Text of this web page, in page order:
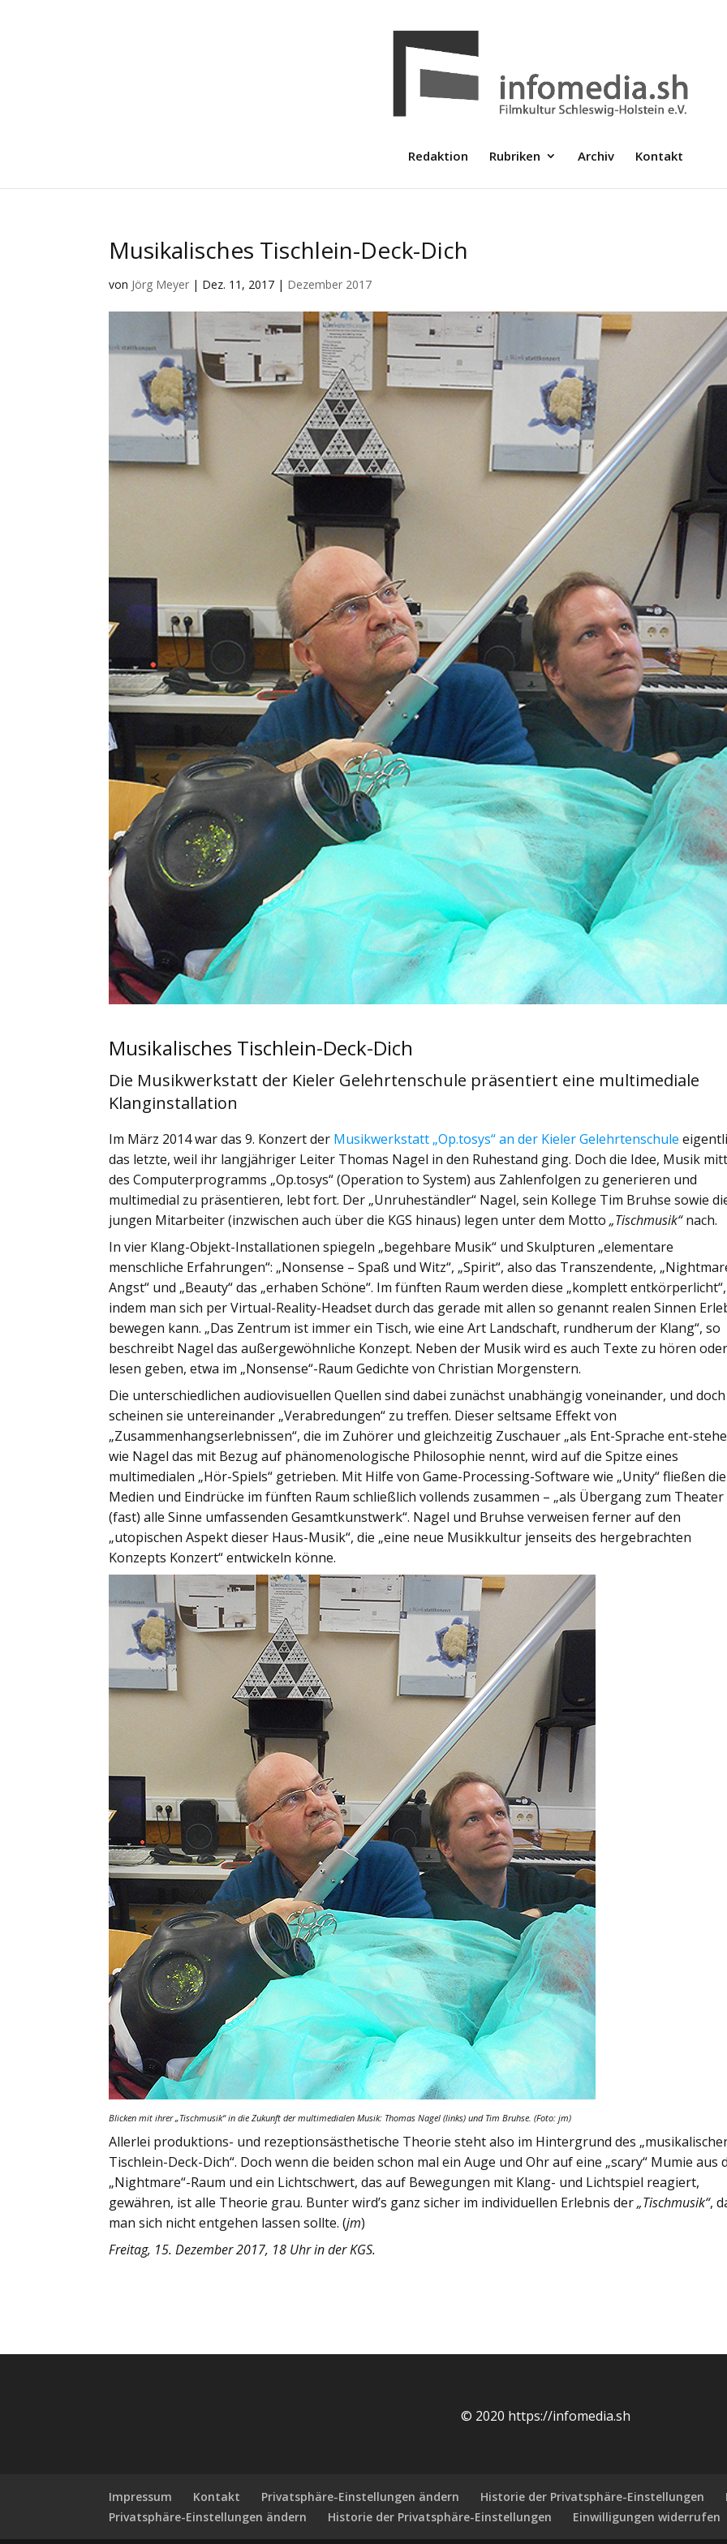
Redaktion Rubriken Archiv Kontakt
Musikalisches Tischlein-Deck-Dich
von Jörg Meyer | Dez. 11, 2017 | Dezember 2017
Musikalisches Tischlein-Deck-Dich
Die Musikwerkstatt der Kieler Gelehrtenschule präsentiert eine multimediale
Klanginstallation
Im März 2014 war das 9. Konzert der Musikwerkstatt „Op.tosys“ an der Kieler Gelehrtenschule
das letzte, weil ihr langjähriger Leiter Thomas Nagel in den Ruhestand ging. Doch die Idee, Musik
des Computerprogramms „Op.tosys“ (Operation to System) aus Zahlenfolgen zu generieren und
multimedial zu präsentieren, lebt fort. Der „Unruheständler“ Nagel, sein Kollege Tim Bruhse sowie
jungen Mitarbeiter (inzwischen auch über die KGS hinaus) legen unter dem Motto„Tischmusik“nach.
In vier Klang-Objekt-Installationen spiegeln „begehbare Musik“ und Skulpturen „elementare
menschliche Erfahrungen“: „Nonsense – Spaß und Witz“, „Spirit“, also das Transzendente,
Angst“ und „Beauty“ das „erhaben Schöne“. Im fünften Raum werden diese „komplett entkörperlicht“,
indem man sich per Virtual-Reality-Headset durch das gerade mit allen so genannt realen Sinnen
bewegen kann. „Das Zentrum ist immer ein Tisch, wie eine Art Landschaft, rundherum der Klang“, so
beschreibt Nagel das außergewöhnliche Konzept. Neben der Musik wird es auch Texte zu hören
lesen geben, etwa im „Nonsense“-Raum Gedichte von Christian Morgenstern.
Die unterschiedlichen audiovisuellen Quellen sind dabei zunächst unabhängig voneinander, und doch
scheinen sie untereinander „Verabredungen“ zu treffen. Dieser seltsame Effekt von
„Zusammenhangserlebnissen“, die im Zuhörer und gleichzeitig Zuschauer „als Ent-Sprache ent-
wie Nagel das mit Bezug auf phänomenologische Philosophie nennt, wird auf die Spitze eines
multimedialen „Hör-Spiels“ getrieben. Mit Hilfe von Game-Processing-Software wie „Unity“ fließen die
Medien und Eindrücke im fünften Raum schließlich vollends zusammen – „als Übergang zum
(fast) alle Sinne umfassenden Gesamtkunstwerk“. Nagel und Bruhse verweisen ferner auf den
„utopischen Aspekt dieser Haus-Musik“, die „eine neue Musikkultur jenseits des hergebrachten
Konzepts Konzert“ entwickeln könne.
Blicken mit ihrer„Tischmusik“in die Zukunft der multimedialen Musik: Thomas Nagel (links) und Tim Bruhse. (Foto: jm)
Allerlei produktions- und rezeptionsästhetische Theorie steht also im Hintergrund des
Tischlein-Deck-Dich“. Doch wenn die beiden schon mal ein Auge und Ohr auf eine „scary“ Mumie aus
„Nightmare“-Raum und ein Lichtschwert, das auf Bewegungen mit Klang- und Lichtspiel reagiert,
gewähren, ist alle Theorie grau. Bunter wird’s ganz sicher im individuellen Erlebnis der„Tischmusik“,
man sich nicht entgehen lassen sollte. (jm)
Freitag, 15. Dezember 2017, 18 Uhr in der KGS.
© 2020 https://infomedia.sh
Impressum Kontakt Privatsphäre-Einstellungen ändern Historie der Privatsphäre-Einstellungen
Privatsphäre-Einstellungen ändern
Historie der Privatsphäre-Einstellungen Einwilligungen widerrufen